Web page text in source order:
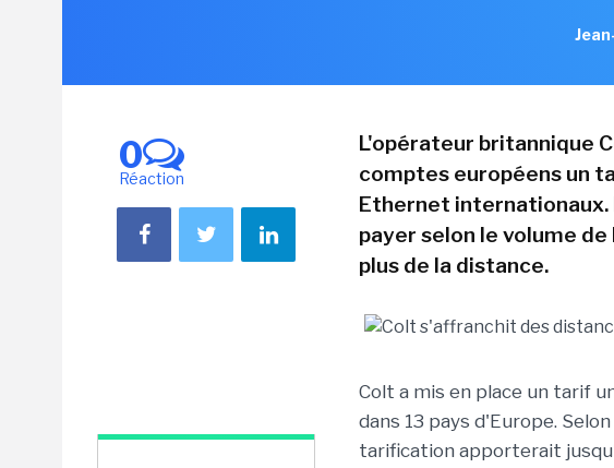
0
Réaction
L'opérateur britannique
comptes européens un
Ethernet internationaux.
payer selon le volume
plus de la distance.
Colt a mis en place un tarif
dans 13 pays d'Europe.
tarification apporterait